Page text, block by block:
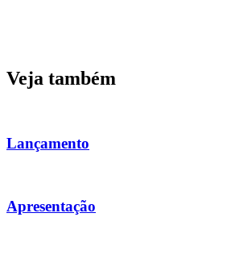
Veja também
Lançamento
Apresentação